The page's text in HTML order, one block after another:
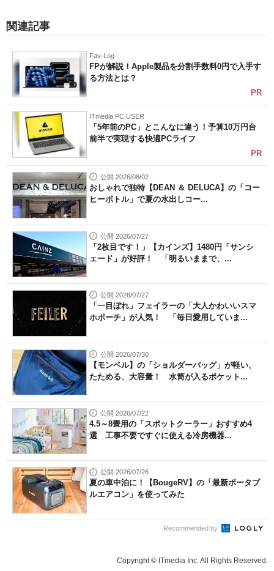
関連記事
Fav-Log
FPが解説！Apple製品を分割手数料0円で入手す
る方法とは？
PR
ITmedia PC USER
「5年前のPC」とこんなに違う！予算10万円台
前半で実現する快適PCライフ
PR
公開 2026/08/02
おしゃれで独特【DEAN ＆ DELUCA】の「コー
ヒーボトル」で夏の水出しコー...
公開 2026/07/27
「2枚目です！」【カインズ】1480円「サンシ
ェード」が好評！ 「明るいままで、...
公開 2026/07/27
「一目ぼれ」フェイラーの「大人かわいいスマ
ホポーチ」が人気！ 「毎日愛用していま...
公開 2026/07/30
【モンベル】の「ショルダーバッグ」が軽い、
たためる、大容量！ 水筒が入るポケット...
公開 2026/07/22
4.5～8畳用の「スポットクーラー」おすすめ4
選 工事不要ですぐに使える冷房機器...
公開 2026/07/26
夏の車中泊に！【BougeRV】の「最新ポータブ
ルエアコン」を使ってみた
Recommended by
Copyright © ITmedia Inc. All Rights Reserved.